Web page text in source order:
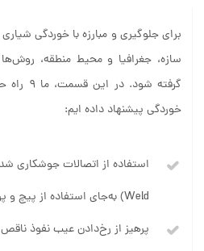
برای جلوگیری و مبارزه با خوردگی
سازه، جغرافیا و محیط منطقه،
گرفته
خوردگی پیشنهاد داده ایم:
Weld) به‌جای استفاده از پیچ و پرچ
پرهیز از رخ‌دادن عیب نفوذ